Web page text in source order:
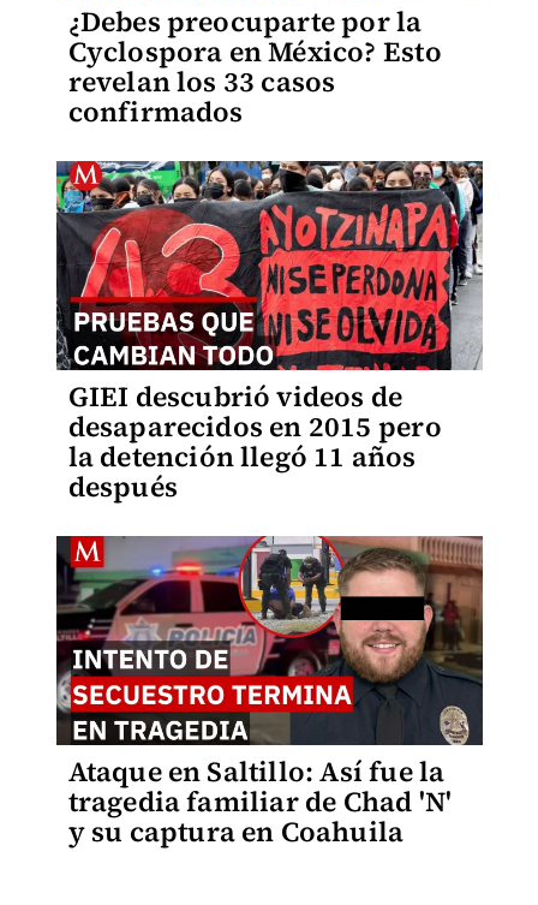
¿Debes preocuparte por la
Cyclospora en México? Esto
revelan los 33 casos
confirmados
GIEI descubrió videos de
desaparecidos en 2015 pero
la detención llegó 11 años
después
Ataque en Saltillo: Así fue la
tragedia familiar de Chad 'N'
y su captura en Coahuila